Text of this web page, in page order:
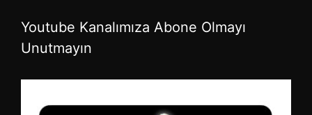
Youtube Kanalımıza Abone Olmayı
Unutmayın